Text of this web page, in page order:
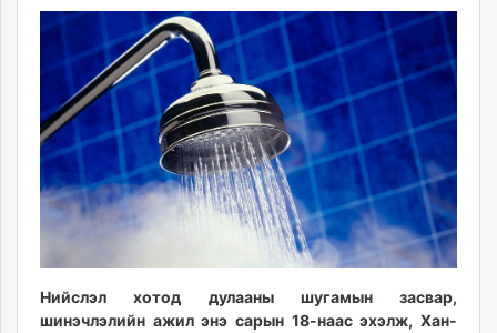
tovch.mn
mnb.mn
Livetv.mn
Eguur.mn
24tsag.mn
shuud.mn
eagle.mn
today.mn
zuv.mn
12:15:48
12:40:51
Нийслэл хотод дулааны шугамын засвар,
шинэчлэлийн ажил энэ сарын 18-наас эхэлж, Хан-